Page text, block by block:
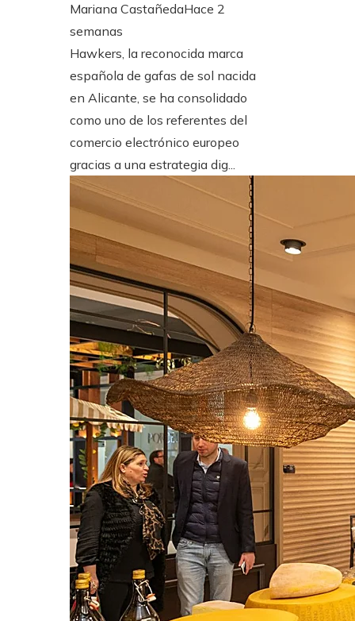
Mariana CastañedaHace 2
semanas
Hawkers, la reconocida marca
española de gafas de sol nacida
en Alicante, se ha consolidado
como uno de los referentes del
comercio electrónico europeo
gracias a una estrategia dig...